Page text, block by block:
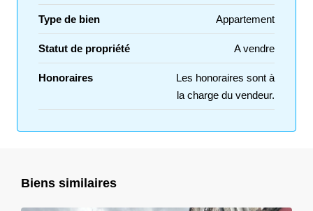
Type de bien Appartement
Statut de propriété A vendre
Honoraires
Les honoraires sont à
la charge du vendeur.
Biens similaires